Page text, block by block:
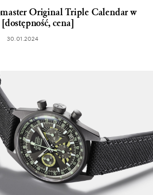
Original Triple Calendar w
cena]
30.01.2024